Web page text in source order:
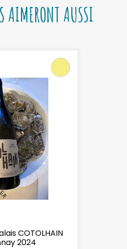
AIMERONT AUSSI
COTOLHAIN
2024